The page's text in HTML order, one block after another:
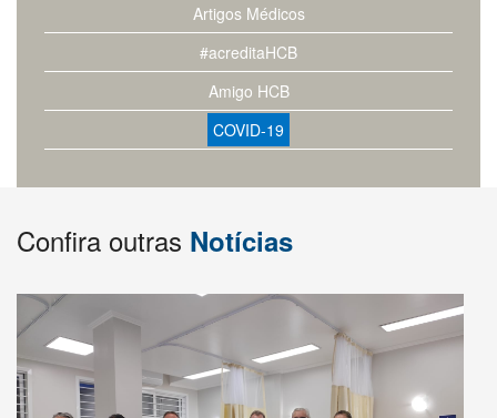
Artigos Médicos
#acreditaHCB
Amigo HCB
COVID-19
Confira outras Notícias